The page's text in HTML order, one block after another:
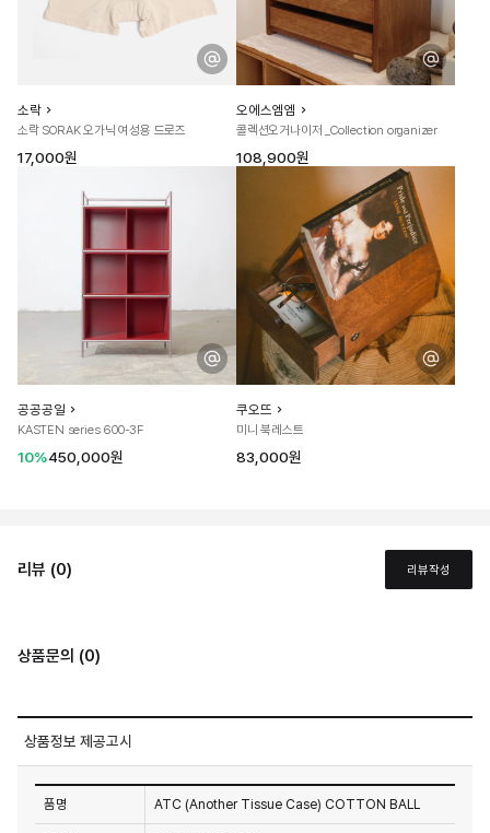
소락
소락 SORAK 오가닉 여성용 드로즈
17,000원
오에스엠엠
콜렉션오거나이저 _Collection organizer
108,900원
공공공일
KASTEN series 600-3F
10%450,000원
쿠오뜨
미니 북레스트
83,000원
리뷰 (0) 리뷰작성
상품문의 (0)
상품정보 제공고시
품명 ATC (Another Tissue Case) COTTON BALL